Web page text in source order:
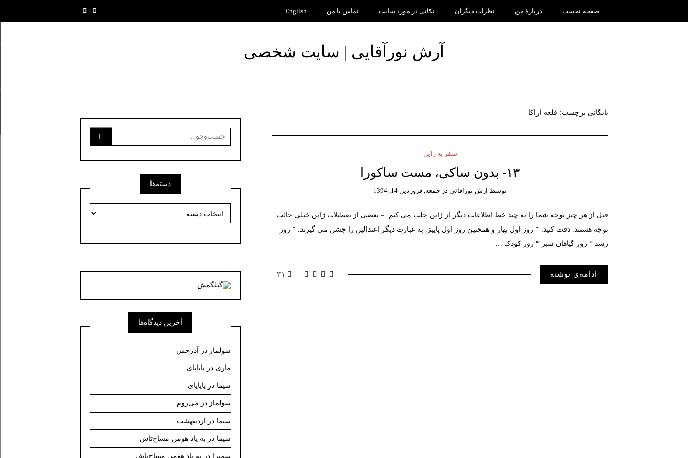
صفحه نخست دربارۀ من نظرات دیگران نکاتی در مورد سایت تماس با من English
آرش نورآقایی | سایت شخصی
بایگانی برچسب: قلعه ازاکا
سفر به ژاپن
۱۳- بدون ساکی، مست ساکورا
توسط آرش نورآقائی در جمعه, فروردین 14, 1394
قبل از هر چیز توجه شما را به چند خط اطلاعات دیگر از ژاپن جلب می کنم. – بعضی از تعطیلات ژاپن خیلی جالب
توجه هستند. دقت کنید: * روز اول بهار و همچنین روز اول پاییز. به عبارت دیگر اعتدالین را جشن می گیرند. * روز
رشد * روز گیاهان سبز * روز کودک …
ادامه‌ی نوشته ۲۱
برای:
دسته‌ها
آخرین دیدگاه‌ها
سولماز در آذرخش
ماری در پایاپای
سیما در پایاپای
سولماز در می‌روم
سیما در اردیبهشت
سیما در به یاد هومن مساح‌تاش
سمیرا در به یاد هومن مساح‌تاش